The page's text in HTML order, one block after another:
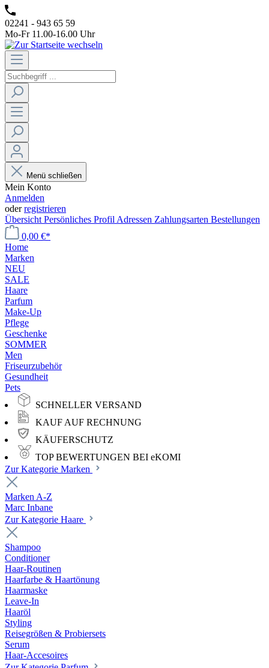
02241 - 943 65 59
Mo-Fr 11.00-16.00 Uhr
Menü schließen
Mein Konto
Anmelden
oderregistrieren
Übersicht Persönliches Profil Adressen Zahlungsarten Bestellungen
0,00 €*
Home
Marken
NEU
SALE
Haare
Parfum
Make-Up
Pflege
Geschenke
SOMMER
Men
Friseurzubehör
Gesundheit
Pets
SCHNELLER VERSAND
KAUF AUF RECHNUNG
KÄUFERSCHUTZ
TOP BEWERTUNGEN BEI eKOMI
Zur Kategorie Marken
Marken A-Z
Marc Inbane
Zur Kategorie Haare
Shampoo
Conditioner
Haar-Routinen
Haarfarbe & Haartönung
Haarmaske
Leave-In
Haaröl
Styling
Reisegrößen & Probiersets
Serum
Haar-Accesoires